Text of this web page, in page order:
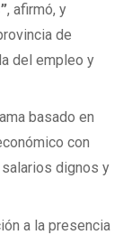
, afirmó, y
de
del empleo y
basado en
con
dignos y
a la presencia